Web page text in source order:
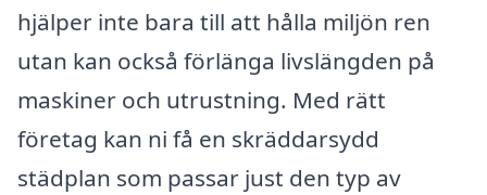
hjälper inte bara till att hålla miljön ren
utan kan också förlänga livslängden på
maskiner och utrustning. Med rätt
företag kan ni få en skräddarsydd
städplan som passar just den typ av